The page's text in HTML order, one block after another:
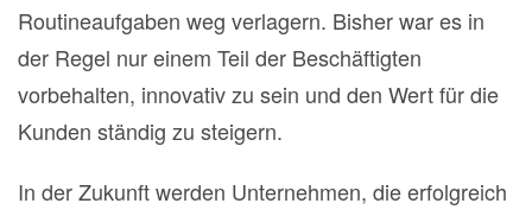
Routineaufgaben weg verlagern. Bisher war es in
der Regel nur einem Teil der Beschäftigten
vorbehalten, innovativ zu sein und den Wert für die
Kunden ständig zu steigern.
In der Zukunft werden Unternehmen, die erfolgreich